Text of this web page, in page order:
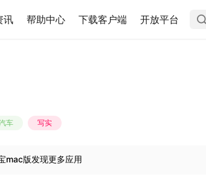
讯 帮助中心 下载客户端 开放平台
车 写实
mac版发现更多应用